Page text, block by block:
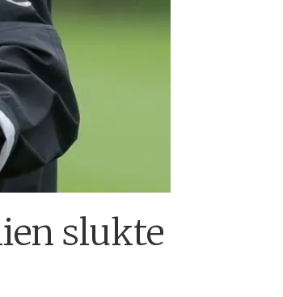
slukte